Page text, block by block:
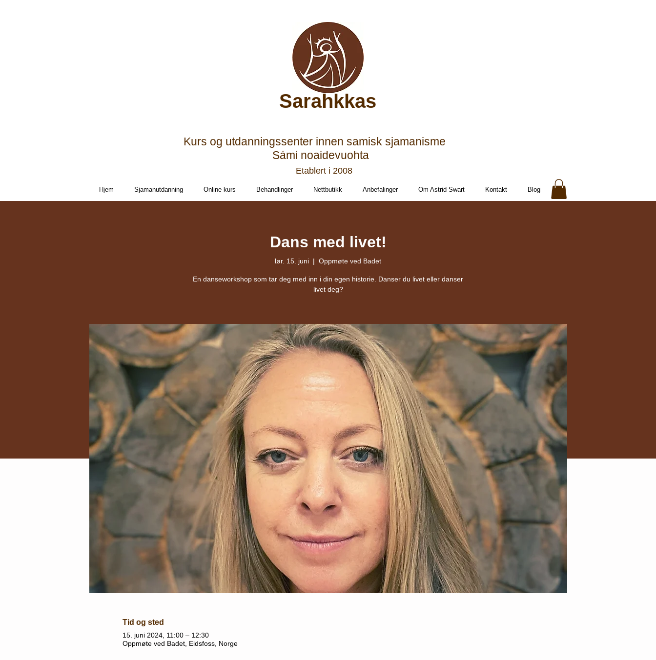
Sarahkkas
Kurs og utdanningssenter innen samisk sjamanisme
Sámi noaidevuohta
Etablert i 2008
Hjem Sjamanutdanning Online kurs Behandlinger Nettbutikk Anbefalinger Om Astrid Swart Kontakt Blog
Dans med livet!
lør. 15. juni
  |
Oppmøte ved Badet
En danseworkshop som tar deg med inn i din egen historie. Danser du livet eller danser
livet deg?
Tid og sted
15. juni 2024, 11:00 – 12:30
Oppmøte ved Badet, Eidsfoss, Norge